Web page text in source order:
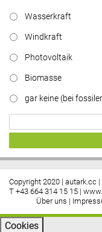
Wasserkraft
Windkraft
Photovoltaik
Biomasse
gar keine (bei
Copyright 2020 | autark.cc
T +43 664 314 15 15 |
Über uns |
Cookies